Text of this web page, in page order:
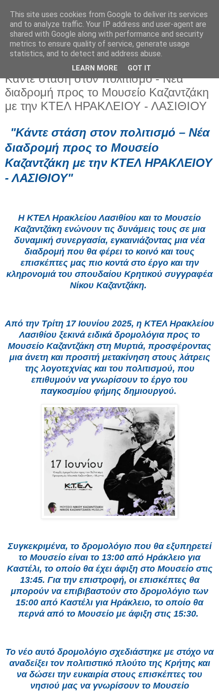
Παρασκευή 6 Ιουνίου 2025
Κάντε στάση στον πολιτισμό - Νέα
διαδρομή προς το Μουσείο Καζαντζάκη
με την ΚΤΕΛ ΗΡΑΚΛΕΙΟΥ - ΛΑΣΙΘΙΟΥ
"Κάντε στάση στον πολιτισμό – Νέα
διαδρομή προς το Μουσείο
Καζαντζάκη με την ΚΤΕΛ ΗΡΑΚΛΕΙΟΥ
- ΛΑΣΙΘΙΟΥ"
Η ΚΤΕΛ Ηρακλείου Λασιθίου και το Μουσείο
Καζαντζάκη ενώνουν τις δυνάμεις τους σε μια
δυναμική συνεργασία, εγκαινιάζοντας μια νέα
διαδρομή που θα φέρει το κοινό και τους
επισκέπτες μας πιο κοντά στο έργο και την
κληρονομιά του σπουδαίου Κρητικού συγγραφέα
Νίκου Καζαντζάκη.
Από την Τρίτη 17 Ιουνίου 2025, η ΚΤΕΛ Ηρακλείου
Λασιθίου ξεκινά ειδικά δρομολόγια προς το
Μουσείο Καζαντζάκη στη Μυρτιά, προσφέροντας
μια άνετη και προσιτή μετακίνηση στους λάτρεις
της λογοτεχνίας και του πολιτισμού, που
επιθυμούν να γνωρίσουν το έργο του
παγκοσμίου φήμης δημιουργού.
Συγκεκριμένα, το δρομολόγιο που θα εξυπηρετεί
το Μουσείο είναι το 13:00 από Ηράκλειο για
Καστέλι, το οποίο θα έχει άφιξη στο Μουσείο στις
13:45. Για την επιστροφή, οι επισκέπτες θα
μπορούν να επιβιβαστούν στο δρομολόγιο των
15:00 από Καστέλι για Ηράκλειο, το οποίο θα
περνά από το Μουσείο με άφιξη στις 15:30.
Το νέο αυτό δρομολόγιο σχεδιάστηκε με στόχο να
αναδείξει τον πολιτιστικό πλούτο της Κρήτης και
να δώσει την ευκαιρία στους επισκέπτες του
νησιού μας να γνωρίσουν το Μουσείο
This site uses cookies from Google to deliver its services
and to analyze traffic. Your IP address and user-agent are
shared with Google along with performance and security
metrics to ensure quality of service, generate usage
statistics, and to detect and address abuse.
LEARN MORE GOT IT